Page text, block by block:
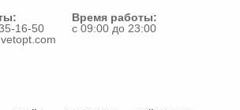
16-50
Время работы:
с 09:00 до 23:00